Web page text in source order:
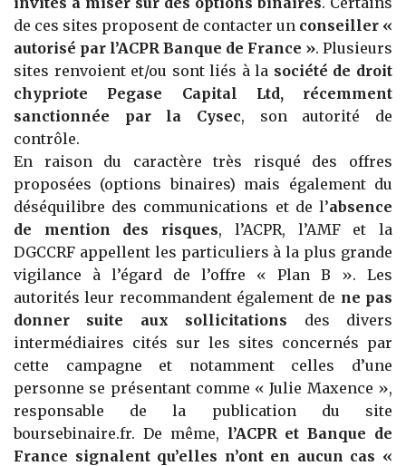
de ces sites proposent de contacter un conseiller «
autorisé par l’ACPR Banque de France ». Plusieurs
sites renvoient et/ou sont liés à la société de droit
chypriote Pegase Capital Ltd, récemment
sanctionnée par la Cysec, son autorité de
contrôle.
En raison du caractère très risqué des offres
proposées (options binaires) mais également du
déséquilibre des communications et de l’absence
de mention des risques, l’ACPR, l’AMF et la
DGCCRF appellent les particuliers à la plus grande
vigilance à l’égard de l’offre « Plan B ». Les
autorités leur recommandent également de ne pas
donner suite aux sollicitations des divers
intermédiaires cités sur les sites concernés par
cette campagne et notamment celles d’une
personne se présentant comme « Julie Maxence »,
responsable de la publication du site
boursebinaire.fr. De même, l’ACPR et Banque de
France signalent qu’elles n’ont en aucun cas «